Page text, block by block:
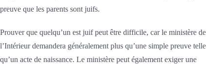
preuve que les parents sont juifs.
Prouver que quelqu’un est juif peut être difficile, car le ministère de
l’Intérieur demandera généralement plus qu’une simple preuve telle
qu’un acte de naissance. Le ministère peut également exiger une